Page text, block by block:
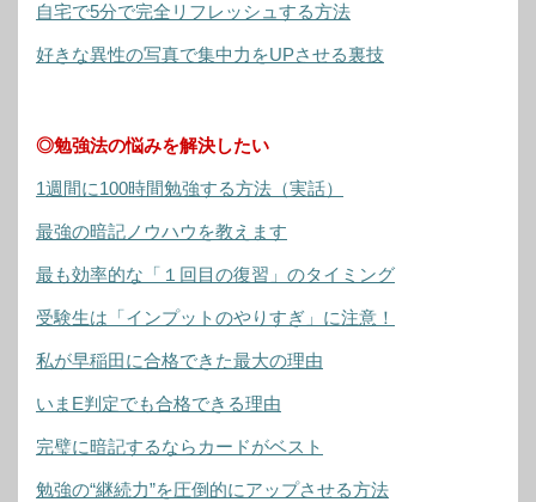
自宅で5分で完全リフレッシュする方法
好きな異性の写真で集中力をUPさせる裏技
◎勉強法の悩みを解決したい
1週間に100時間勉強する方法（実話）
最強の暗記ノウハウを教えます
最も効率的な「１回目の復習」のタイミング
受験生は「インプットのやりすぎ」に注意！
私が早稲田に合格できた最大の理由
いまE判定でも合格できる理由
完璧に暗記するならカードがベスト
勉強の“継続力”を圧倒的にアップさせる方法